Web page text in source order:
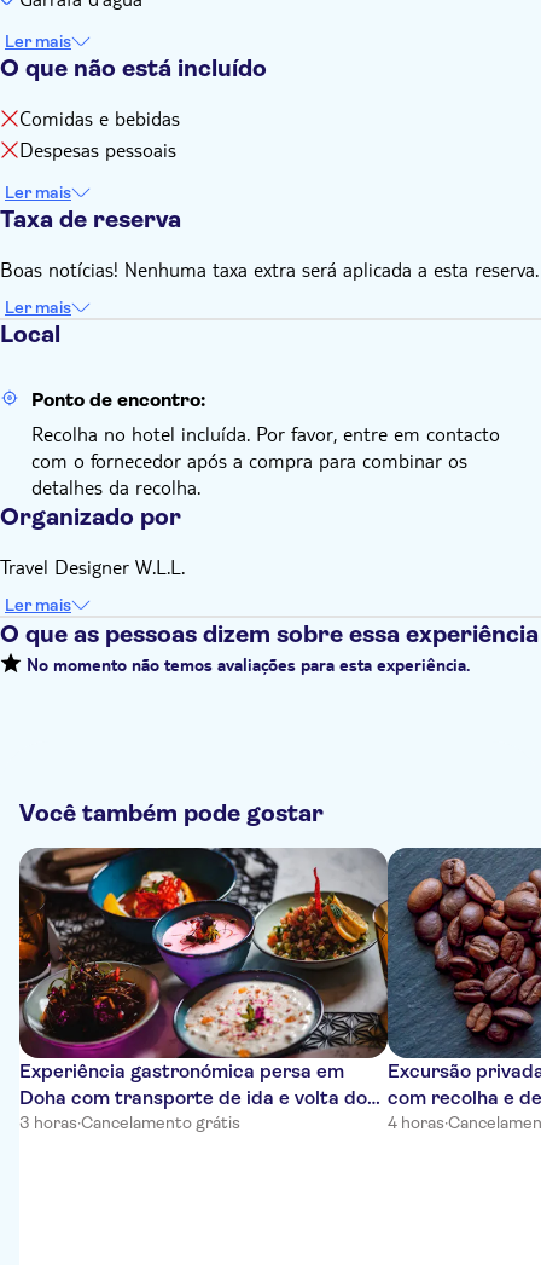
Ler mais
O que não está incluído
Comidas e bebidas
Despesas pessoais
Ler mais
Taxa de reserva
Boas notícias! Nenhuma taxa extra será aplicada a esta reserva.
Ler mais
Local
Ponto de encontro:
Recolha no hotel incluída. Por favor, entre em contacto
com o fornecedor após a compra para combinar os
detalhes da recolha.
Organizado por
Travel Designer W.L.L.
Ler mais
O que as pessoas dizem sobre essa experiência
No momento não temos avaliações para esta experiência.
Você também pode gostar
Experiência gastronómica persa em
Doha com transporte de ida e volta do
hotel
3 horas·Cancelamento grátis
Excursão
com recolha e
4 horas·